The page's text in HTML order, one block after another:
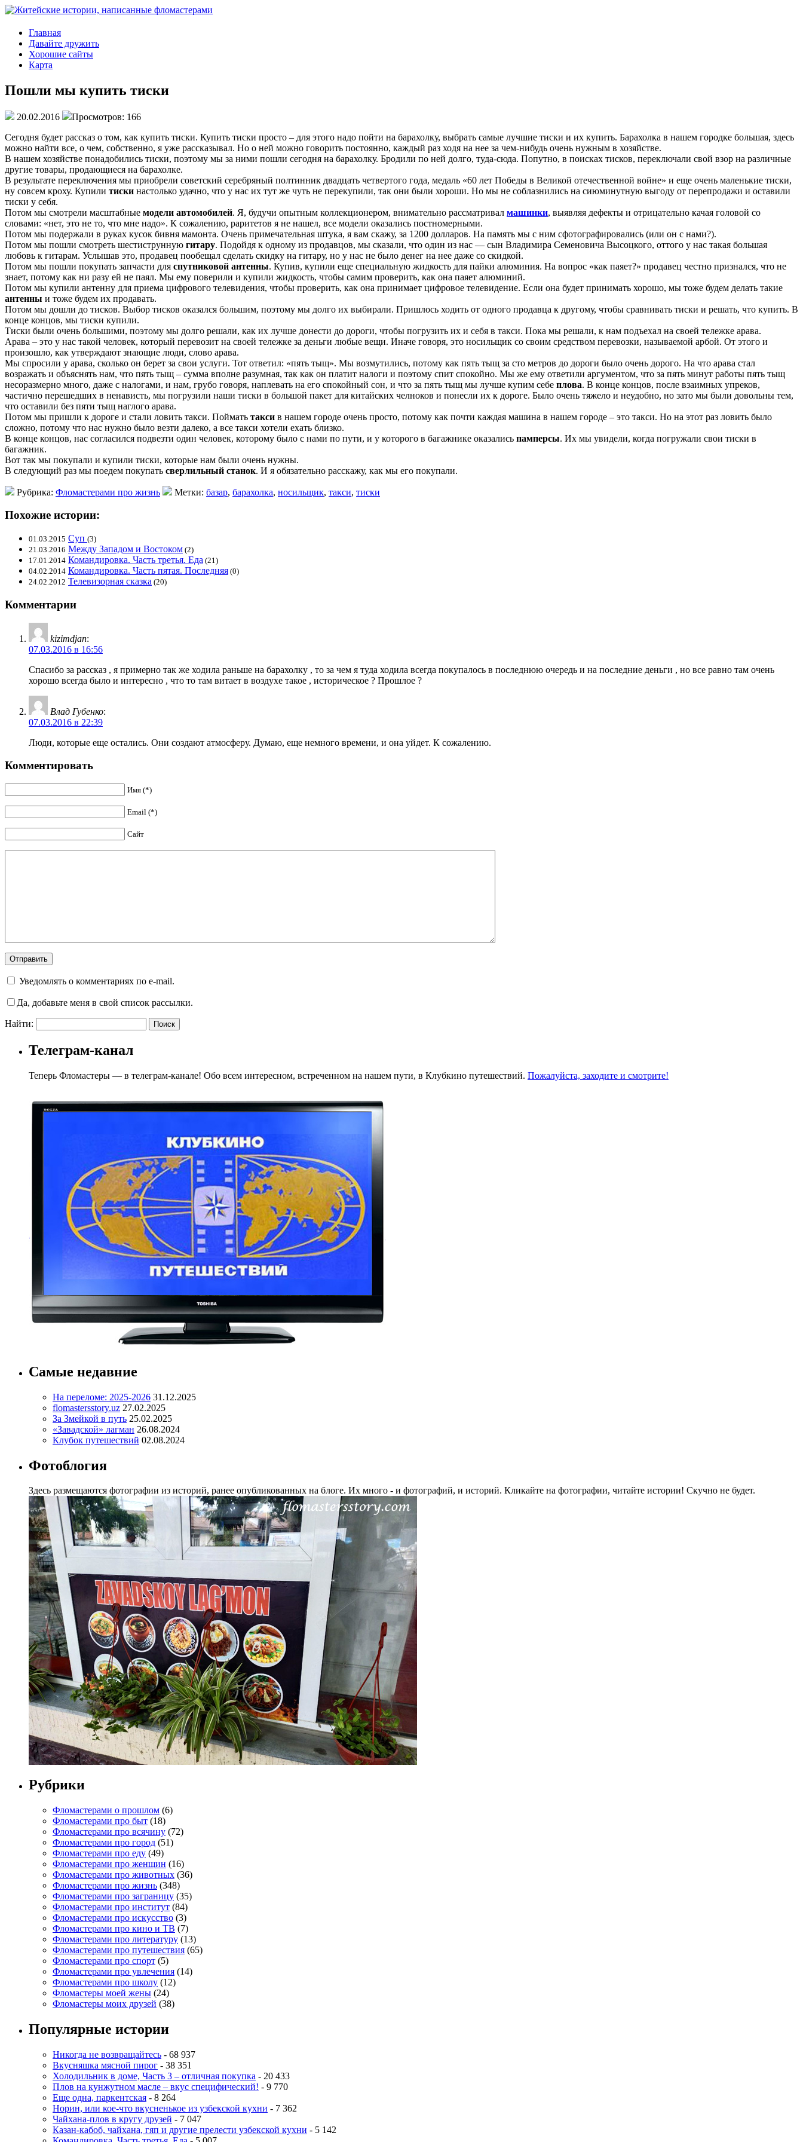
Главная
Давайте дружить
Хорошие сайты
Карта
Пошли мы купить тиски
20.02.2016
Просмотров: 166
Сегодня будет рассказ о том, как купить тиски. Купить тиски просто – для этого надо пойти на барахолку, выбрать самые лучшие тиски и их купить. Барахолка в нашем городке большая, здесь
можно найти все, о чем, собственно, я уже рассказывал. Но о ней можно говорить постоянно, каждый раз ходя на нее за чем-нибудь очень нужным в хозяйстве.
В нашем хозяйстве понадобились тиски, поэтому мы за ними пошли сегодня на барахолку. Бродили по ней долго, туда-сюда. Попутно, в поисках тисков, переключали свой взор на различные
другие товары, продающиеся на барахолке.
В результате переключения мы приобрели советский серебряный полтинник двадцать четвертого года, медаль «60 лет Победы в Великой отечественной войне» и еще очень маленькие тиски,
ну совсем кроху. Купили тиски настолько удачно, что у нас их тут же чуть не перекупили, так они были хороши. Но мы не соблазнились на сиюминутную выгоду от перепродажи и оставили
тиски у себя.
Потом мы смотрели масштабные модели автомобилей. Я, будучи опытным коллекционером, внимательно рассматривал машинки, выявляя дефекты и отрицательно качая головой со
словами: «нет, это не то, что мне надо». К сожалению, раритетов я не нашел, все модели оказались постномерными.
Потом мы подержали в руках кусок бивня мамонта. Очень примечательная штука, я вам скажу, за 1200 долларов. На память мы с ним сфотографировались (или он с нами?).
Потом мы пошли смотреть шестиструнную гитару. Подойдя к одному из продавцов, мы сказали, что один из нас — сын Владимира Семеновича Высоцкого, оттого у нас такая большая
любовь к гитарам. Услышав это, продавец пообещал сделать скидку на гитару, но у нас не было денег на нее даже со скидкой.
Потом мы пошли покупать запчасти для спутниковой антенны. Купив, купили еще специальную жидкость для пайки алюминия. На вопрос «как паяет?» продавец честно признался, что не
знает, потому как ни разу ей не паял. Мы ему поверили и купили жидкость, чтобы самим проверить, как она паяет алюминий.
Потом мы купили антенну для приема цифрового телевидения, чтобы проверить, как она принимает цифровое телевидение. Если она будет принимать хорошо, мы тоже будем делать такие
антенны и тоже будем их продавать.
Потом мы дошли до тисков. Выбор тисков оказался большим, поэтому мы долго их выбирали. Пришлось ходить от одного продавца к другому, чтобы сравнивать тиски и решать, что купить. В
конце концов, мы тиски купили.
Тиски были очень большими, поэтому мы долго решали, как их лучше донести до дороги, чтобы погрузить их и себя в такси. Пока мы решали, к нам подъехал на своей тележке арава.
Арава – это у нас такой человек, который перевозит на своей тележке за деньги любые вещи. Иначе говоря, это носильщик со своим средством перевозки, называемой арбой. От этого и
произошло, как утверждают знающие люди, слово арава.
Мы спросили у арава, сколько он берет за свои услуги. Тот ответил: «пять тыщ». Мы возмутились, потому как пять тыщ за сто метров до дороги было очень дорого. На что арава стал
возражать и объяснять нам, что пять тыщ – сумма вполне разумная, так как он платит налоги и поэтому спит спокойно. Мы же ему ответили аргументом, что за пять минут работы пять тыщ
несоразмерно много, даже с налогами, и нам, грубо говоря, наплевать на его спокойный сон, и что за пять тыщ мы лучше купим себе плова. В конце концов, после взаимных упреков,
частично перешедших в ненависть, мы погрузили наши тиски в большой пакет для китайских челноков и понесли их к дороге. Было очень тяжело и неудобно, но зато мы были довольны тем,
что оставили без пяти тыщ наглого арава.
Потом мы пришли к дороге и стали ловить такси. Поймать такси в нашем городе очень просто, потому как почти каждая машина в нашем городе – это такси. Но на этот раз ловить было
сложно, потому что нас нужно было везти далеко, а все такси хотели ехать близко.
В конце концов, нас согласился подвезти один человек, которому было с нами по пути, и у которого в багажнике оказались памперсы. Их мы увидели, когда погружали свои тиски в
багажник.
Вот так мы покупали и купили тиски, которые нам были очень нужны.
В следующий раз мы поедем покупать сверлильный станок. И я обязательно расскажу, как мы его покупали.
Рубрика: Фломастерами про жизнь Метки: базар, барахолка, носильщик, такси, тиски
Похожие истории:
01.03.2015 Суп (3)
21.03.2016 Между Западом и Востоком (2)
17.01.2014 Командировка. Часть третья. Еда (21)
04.02.2014 Командировка. Часть пятая. Последняя (0)
24.02.2012 Телевизорная сказка (20)
Комментарии
kizimdjan:
07.03.2016 в 16:56
Спасибо за рассказ , я примерно так же ходила раньше на барахолку , то за чем я туда ходила всегда покупалось в последнюю очередь и на последние деньги , но все равно там очень
хорошо всегда было и интересно , что то там витает в воздухе такое , историческое ? Прошлое ?
Влад Губенко:
07.03.2016 в 22:39
Люди, которые еще остались. Они создают атмосферу. Думаю, еще немного времени, и она уйдет. К сожалению.
Комментировать
Имя (*)
Email (*)
Сайт
Уведомлять о комментариях по e-mail.
Да, добавьте меня в свой список рассылки.
Найти:
Телеграм-канал
Теперь Фломастеры — в телеграм-канале! Обо всем интересном, встреченном на нашем пути, в Клубкино путешествий. Пожалуйста, заходите и смотрите!
Самые недавние
На переломе: 2025-2026 31.12.2025
flomastersstory.uz 27.02.2025
За Змейкой в путь 25.02.2025
«Завадской» лагман 26.08.2024
Клубок путешествий 02.08.2024
Фотоблогия
Здесь размещаются фотографии из историй, ранее опубликованных на блоге. Их много - и фотографий, и историй. Кликайте на фотографии, читайте истории! Скучно не будет.
Рубрики
Фломастерами о прошлом (6)
Фломастерами про быт (18)
Фломастерами про всячину (72)
Фломастерами про город (51)
Фломастерами про еду (49)
Фломастерами про женщин (16)
Фломастерами про животных (36)
Фломастерами про жизнь (348)
Фломастерами про заграницу (35)
Фломастерами про институт (84)
Фломастерами про искусство (3)
Фломастерами про кино и ТВ (7)
Фломастерами про литературу (13)
Фломастерами про путешествия (65)
Фломастерами про спорт (5)
Фломастерами про увлечения (14)
Фломастерами про школу (12)
Фломастеры моей жены (24)
Фломастеры моих друзей (38)
Популярные истории
Никогда не возвращайтесь - 68 937
Вкусняшка мясной пирог - 38 351
Холодильник в доме, Часть 3 – отличная покупка - 20 433
Плов на кунжутном масле – вкус специфический! - 9 770
Еще одна, паркентская - 8 264
Норин, или кое-что вкусненькое из узбекской кухни - 7 362
Чайхана-плов в кругу друзей - 7 047
Казан-кабоб, чайхана, гяп и другие прелести узбекской кухни - 5 142